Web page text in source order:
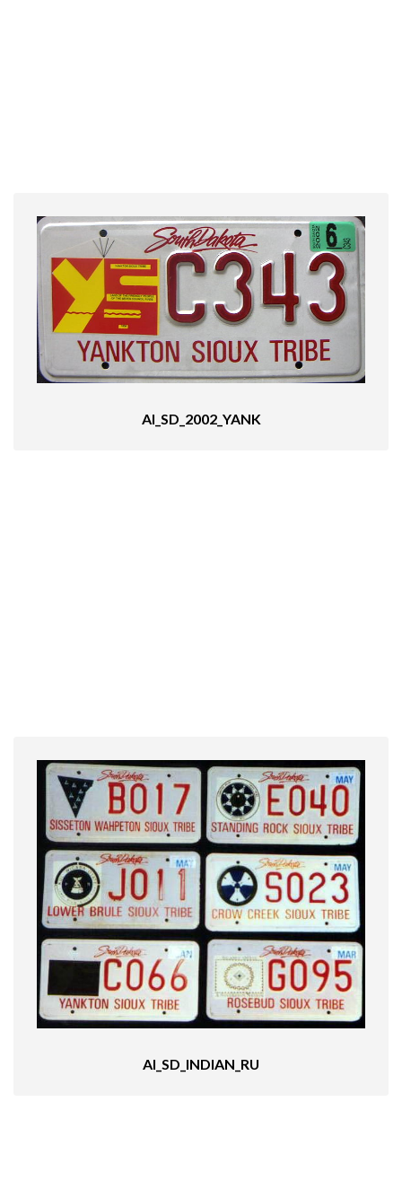
AI_SD_2002_YANK
AI_SD_INDIAN_RU